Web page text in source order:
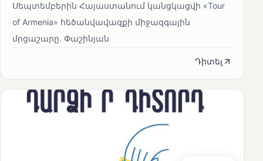
Սեպտեմբերին Հայաստանում կանցկացվի «Tour
of Armenia» հեծանվավազքի միջազգային
մրցաշարը. Փաշինյան
Դիտել